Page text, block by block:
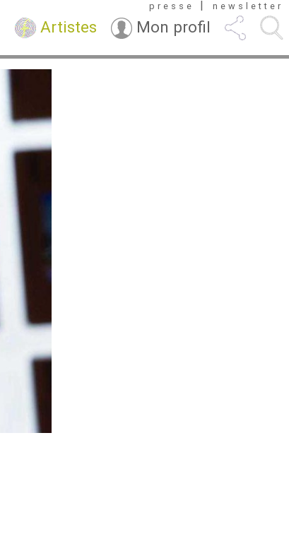
Artistes Mon profil
presse | newsletter